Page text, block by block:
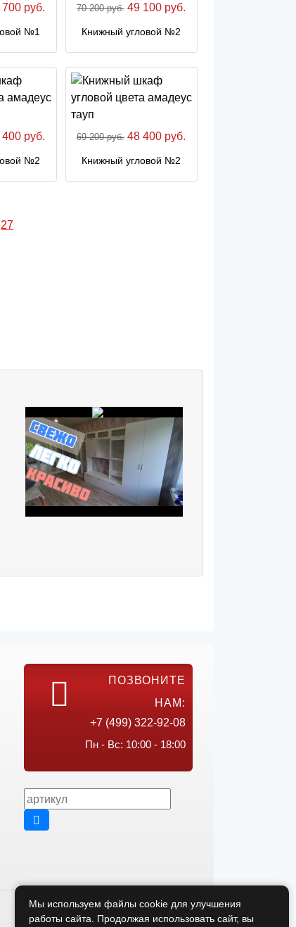
руб.
№1
70 200 руб. 49 100 руб.
Книжный угловой №2
руб.
№2
69 200 руб. 48 400 руб.
Книжный угловой №2
27
ПОЗВОНИТЕ
НАМ:
+7 (499) 322-92-08
Пн - Вс: 10:00 - 18:00
Мы используем файлы cookie для улучшения
работы сайта. Продолжая использовать сайт, вы